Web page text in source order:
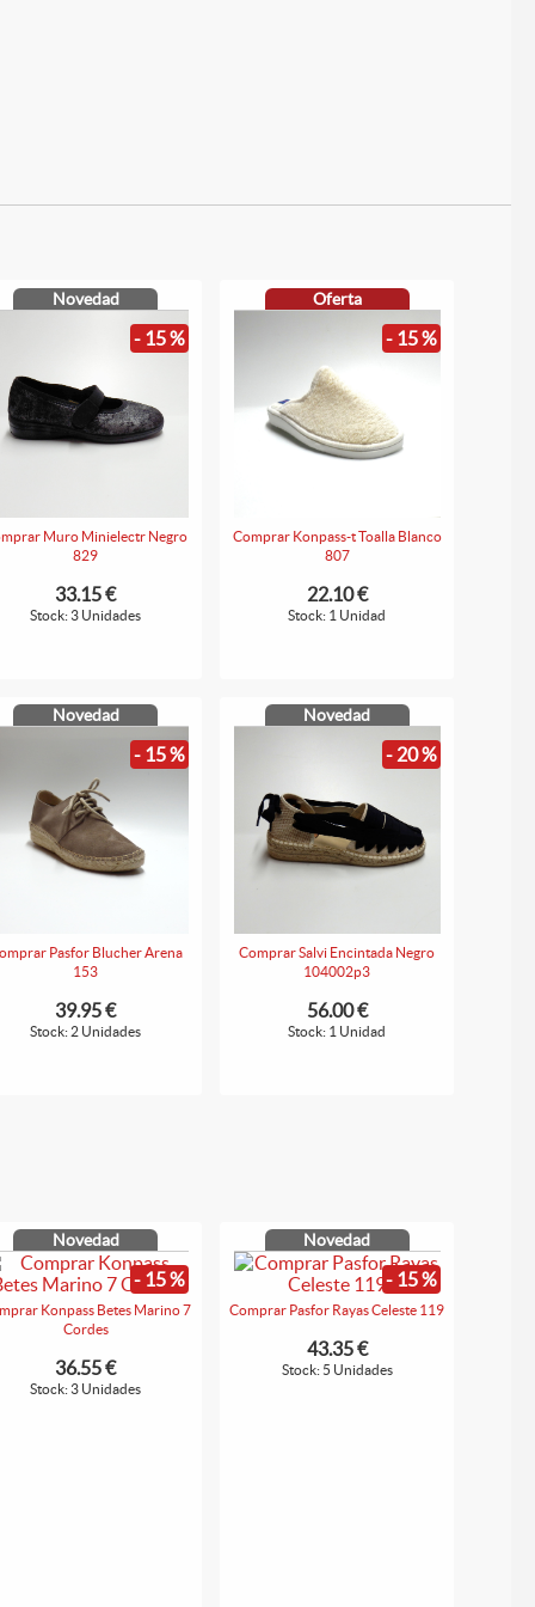
Novedad
- 15 %
Muro Minielectr Negro
829
33.15 €
Stock: 3 Unidades
Oferta
- 15 %
Comprar Konpass-t Toalla Blanco
807
22.10 €
Stock: 1 Unidad
Novedad
- 15 %
Pasfor Blucher Arena
153
39.95 €
Stock: 2 Unidades
Novedad
- 20 %
Comprar Salvi Encintada Negro
104002p3
56.00 €
Stock: 1 Unidad
Novedad
- 15 %
Konpass Betes Marino 7
Cordes
36.55 €
Stock: 3 Unidades
Novedad
- 15 %
Comprar Pasfor Rayas Celeste 119
43.35 €
Stock: 5 Unidades